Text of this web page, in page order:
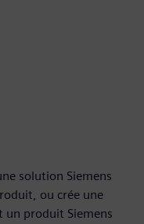
solution Siemens
ou crée une
produit Siemens